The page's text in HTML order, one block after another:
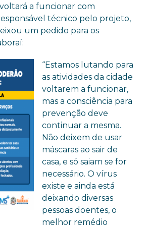
a funcionar com
técnico pelo projeto,
um pedido para os
“Estamos lutando para
as atividades da cidade
voltarem a funcionar,
mas a consciência para
prevenção deve
continuar a mesma.
Não deixem de usar
máscaras ao sair de
casa, e só saiam se for
necessário. O vírus
existe e ainda está
deixando diversas
pessoas doentes, o
melhor remédio